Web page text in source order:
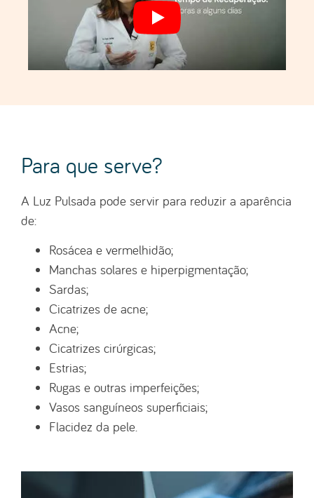
Para que serve?
A Luz Pulsada pode servir para reduzir a aparência
de:
Rosácea e vermelhidão;
Manchas solares e hiperpigmentação;
Sardas;
Cicatrizes de acne;
Acne;
Cicatrizes cirúrgicas;
Estrias;
Rugas e outras imperfeições;
Vasos sanguíneos superficiais;
Flacidez da pele.